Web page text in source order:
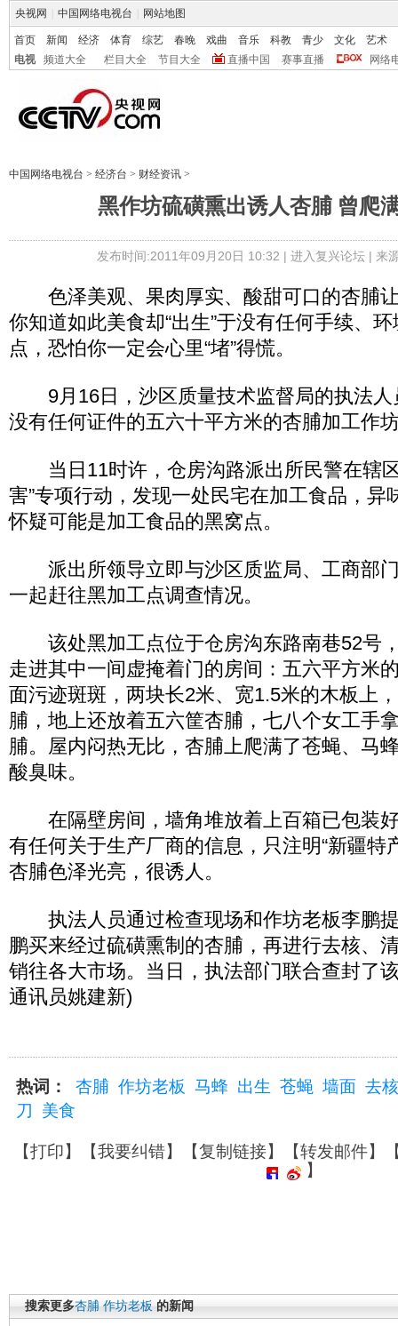
央视网 中国网络电视台 网站地图
首页 新闻 经济 体育 综艺 春晚 戏曲 音乐 科教 青少 文化
艺术
电视
频道大全 栏目大全 节目大全 直播中国 赛事直播 网络
中国网络电视台 > 经济台 > 财经资讯 >
黑作坊硫磺熏出诱人杏脯 曾爬
发布时间:2011年09月20日 10:32 | 进入复兴论坛| 来
色泽美观、果肉厚实、酸甜可口的杏脯
你知道如此美食却“出生”于没有任何手续、
点，恐怕你一定会心里“堵”得慌。
9月16日，沙区质量技术监督局的执法人
没有任何证件的五六十平方米的杏脯加工作
当日11时许，仓房沟路派出所民警在辖区
害”专项行动，发现一处民宅在加工食品，异
怀疑可能是加工食品的黑窝点。
派出所领导立即与沙区质监局、工商部
一起赶往黑加工点调查情况。
该处黑加工点位于仓房沟东路南巷52号
走进其中一间虚掩着门的房间：五六平方米
面污迹斑斑，两块长2米、宽1.5米的木板上
脯，地上还放着五六筐杏脯，七八个女工手
脯。屋内闷热无比，杏脯上爬满了苍蝇、马
酸臭味。
在隔壁房间，墙角堆放着上百箱已包装
有任何关于生产厂商的信息，只注明“新疆特
杏脯色泽光亮，很诱人。
执法人员通过检查现场和作坊老板李鹏
鹏买来经过硫磺熏制的杏脯，再进行去核、
销往各大市场。当日，执法部门联合查封了
通讯员姚建新)
热词： 杏脯 作坊老板 马蜂 出生 苍蝇 墙面 去核
刀
美食
【打印】【我要纠错】【复制链接】【转发邮件】
】
搜索更多杏脯 作坊老板 的新闻